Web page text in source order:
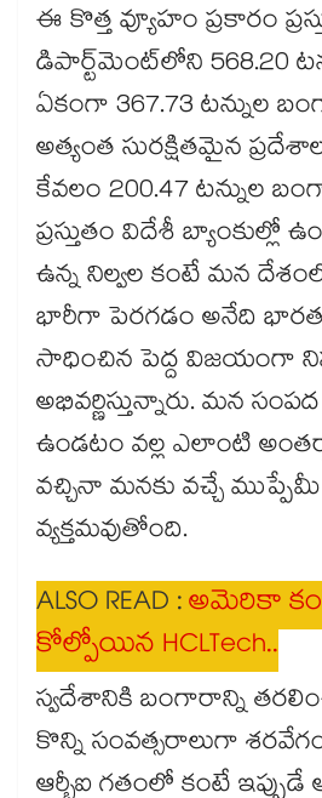
ఈ కొత్త వ్యూహం ప్రకారం
డిపార్ట్‌మెంట్‌లోని 568.20
ఏకంగా 367.73 టన్నుల
అత్యంత సురక్షితమైన
కేవలం 200.47 టన్నుల
ప్రస్తుతం విదేశీ బ్యాంకుల్లో
ఉన్న నిల్వల కంటే మన
భారీగా పెరగడం అనేది భారత
సాధించిన పెద్ద విజయంగా
అభివర్ణిస్తున్నారు. మన
ఉండటం వల్ల ఎలాంటి
వచ్చినా మనకు వచ్చే
వ్యక్తమవుతోంది.
ALSO READ :అమెరికా
కోల్పోయిన HCLTech..
స్వదేశానికి బంగారాన్ని
కొన్ని సంవత్సరాలుగా
ఆర్బీఐ గతంలో కంటే